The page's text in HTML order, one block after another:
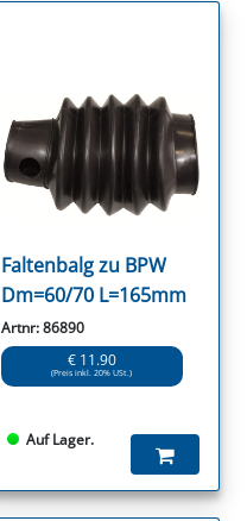
Faltenbalg zu BPW
Dm=60/70 L=165mm
Artnr: 86890
€ 11.90
(Preis inkl. 20% USt.)
Auf Lager.